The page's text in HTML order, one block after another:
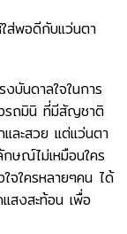
ส่พอดีกับแว่นตา
บันดาลใจในการ
รถมินิ ที่มีสัญชาติ
ละสวย แต่แว่นตา
กษณ์ไม่เหมือนใคร
จใครหลายๆคน ได้
สงสะท้อน เพื่อ